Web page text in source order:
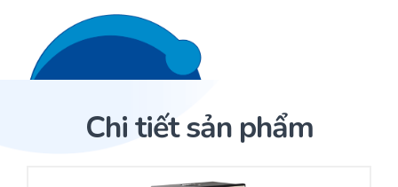
Trang ChủChi tiết sản phẩm
Sản phẩm